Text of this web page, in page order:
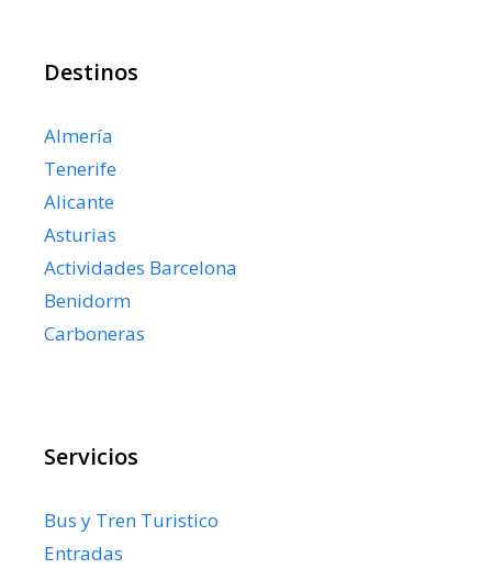
Destinos
Almería
Tenerife
Alicante
Asturias
Actividades Barcelona
Benidorm
Carboneras
Servicios
Bus y Tren Turistico
Entradas